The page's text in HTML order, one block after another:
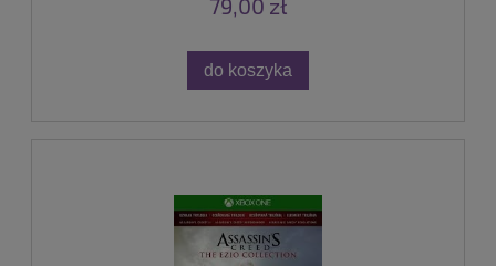
79,00 zł
do koszyka